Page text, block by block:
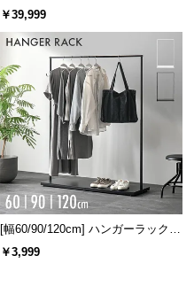
ターテーブル 美しい格子デザイン
￥39,999
[幅60/90/120cm] ハンガーラック
スチール 4段階高さ調節 サイドフ
ック オープンラック シンプル
￥3,999